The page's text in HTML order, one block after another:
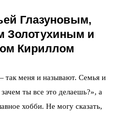
Глазуновым,
Золотухиным и
Кириллом
меня и называют. Семья и
ты все это делаешь?», а
хобби. Не могу сказать,